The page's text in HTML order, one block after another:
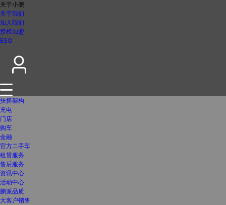
关于小鹏
关于我们
加入我们
授权加盟
ESG
扶摇架构
充电
门店
购车
金融
官方二手车
租赁服务
售后服务
资讯中心
活动中心
鹏派品质
大客户销售